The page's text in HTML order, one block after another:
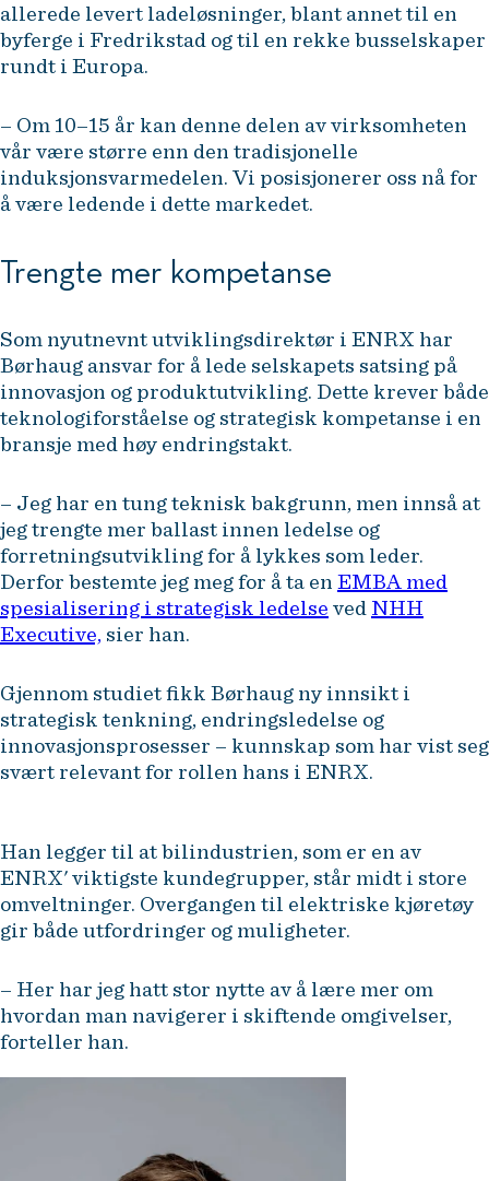
allerede levert ladeløsninger, blant annet til en
byferge i Fredrikstad og til en rekke busselskaper
rundt i Europa.
– Om 10–15 år kan denne delen av virksomheten
vår være større enn den tradisjonelle
induksjonsvarmedelen. Vi posisjonerer oss nå for
å være ledende i dette markedet.
Trengte mer kompetanse
Som nyutnevnt utviklingsdirektør i ENRX har
Børhaug ansvar for å lede selskapets satsing på
innovasjon og produktutvikling. Dette krever både
teknologiforståelse og strategisk kompetanse i en
bransje med høy endringstakt.
– Jeg har en tung teknisk bakgrunn, men innså at
jeg trengte mer ballast innen ledelse og
forretningsutvikling for å lykkes som leder.
Derfor bestemte jeg meg for å ta en EMBA med
spesialisering i strategisk ledelse ved NHH
Executive, sier han.
Gjennom studiet fikk Børhaug ny innsikt i
strategisk tenkning, endringsledelse og
innovasjonsprosesser – kunnskap som har vist seg
svært relevant for rollen hans i ENRX.
Han legger til at bilindustrien, som er en av
ENRX' viktigste kundegrupper, står midt i store
omveltninger. Overgangen til elektriske kjøretøy
gir både utfordringer og muligheter.
– Her har jeg hatt stor nytte av å lære mer om
hvordan man navigerer i skiftende omgivelser,
forteller han.